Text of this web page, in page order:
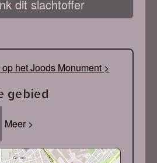
dit slachtoffer
het Joods Monument >
gebied
Meer >